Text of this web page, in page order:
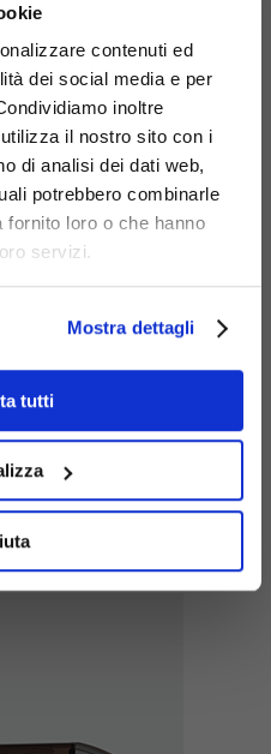
contenuti ed
dei social media e per
inoltre
il nostro sito con i
di analisi dei dati web,
potrebbero combinarle
loro o che hanno
servizi.
Mostra dettagli
tutti
1
2